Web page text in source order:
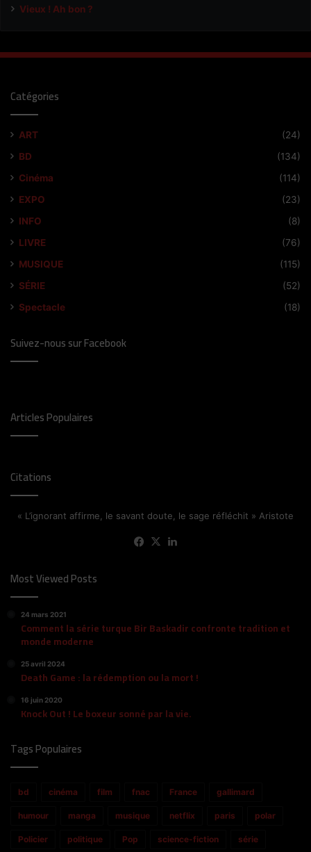
Vieux ! Ah bon ?
Catégories
ART
(24)
BD
(134)
Cinéma
(114)
EXPO
(23)
INFO
(8)
LIVRE
(76)
MUSIQUE
(115)
SÉRIE
(52)
Spectacle
(18)
Suivez-nous sur Facebook
Articles Populaires
Citations
« L’ignorant affirme, le savant doute, le sage réfléchit » Aristote
Facebook
X
Most Viewed Posts
24 mars 2021
Comment la série turque Bir Baskadir confronte tradition et
monde moderne
25 avril 2024
Death Game : la rédemption ou la mort !
16 juin 2020
Knock Out ! Le boxeur sonné par la vie.
Tags Populaires
bd cinéma film fnac France gallimard
humour manga musique netflix paris polar
Policier politique Pop science-fiction série